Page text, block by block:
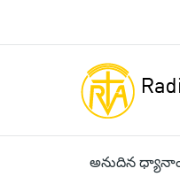
అనుదిన